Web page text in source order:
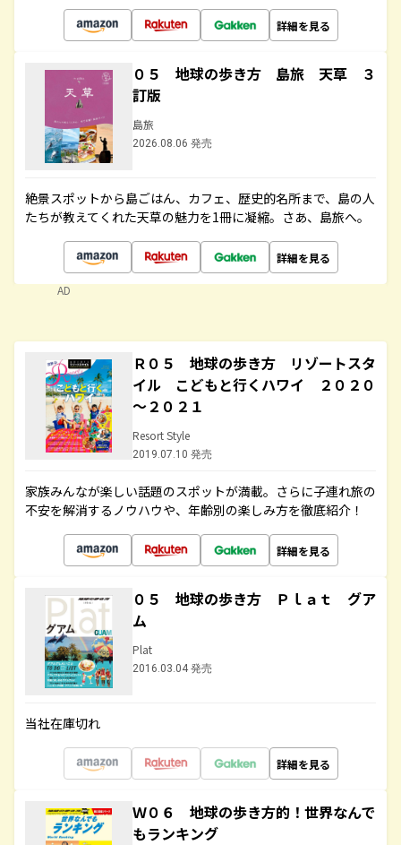
詳細を見る
０５ 地球の歩き方 島旅 天草 ３
訂版
島旅
2026.08.06 発売
絶景スポットから島ごはん、カフェ、歴史的名所まで、島の人
たちが教えてくれた天草の魅力を1冊に凝縮。さあ、島旅へ。
詳細を見る
AD
Ｒ０５ 地球の歩き方 リゾートスタ
イル こどもと行くハワイ ２０２０
～２０２１
Resort Style
2019.07.10 発売
家族みんなが楽しい話題のスポットが満載。さらに子連れ旅の
不安を解消するノウハウや、年齢別の楽しみ方を徹底紹介！
詳細を見る
０５ 地球の歩き方 Ｐｌａｔ グア
ム
Plat
2016.03.04 発売
当社在庫切れ
詳細を見る
Ｗ０６ 地球の歩き方的！世界なんで
もランキング